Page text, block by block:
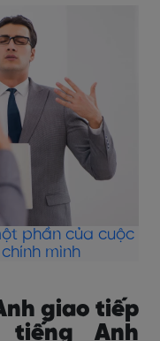
phần của cuộc
mình
giao tiếp
tiếng Anh